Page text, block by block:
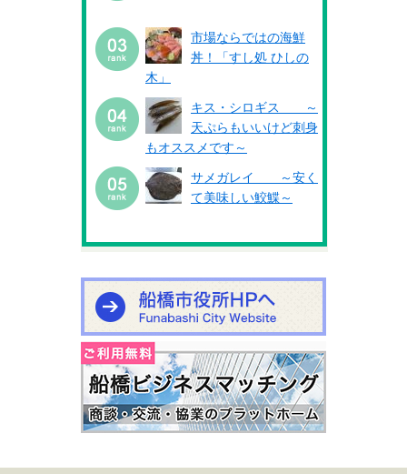
市場ならではの海鮮
丼！「すし処 ひしの
木」
キス・シロギス ～
天ぷらもいいけど刺身
もオススメです～
サメガレイ ～安く
て美味しい鮫鰈～